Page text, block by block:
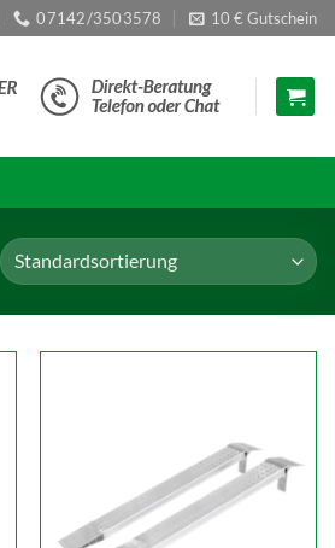
07142/3503578 10 € Gutschein